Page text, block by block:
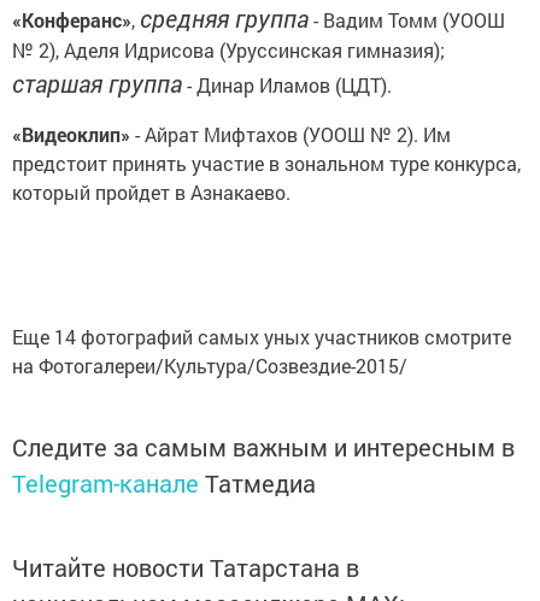
«Конферанс», средняя группа- Вадим Томм (УООШ
№ 2), Аделя Идрисова (Уруссинская гимназия);
старшая группа- Динар Иламов (ЦДТ).
«Видеоклип» - Айрат Мифтахов (УООШ № 2). Им
предстоит принять участие в зональном туре конкурса,
который пройдет в Азнакаево.
Еще 14 фотографий самых уных участников смотрите
на Фотогалереи/Культура/Созвездие-2015/
Следите за самым важным и интересным в
Telegram-канале Татмедиа
Читайте новости Татарстана в